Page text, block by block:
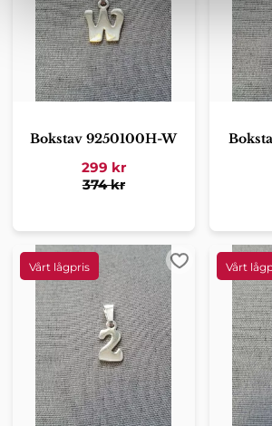
Bokstav 9250100H-W
299 kr
374kr
Lägg till i